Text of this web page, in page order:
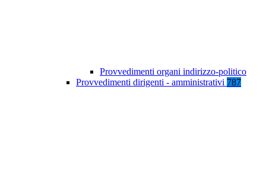
Provvedimenti organi indirizzo-politico
Provvedimenti dirigenti - amministrativi 787